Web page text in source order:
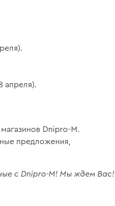
апреля).
Dnipro-М.
предложения,
с Dnipro-М! Мы ждем Вас!